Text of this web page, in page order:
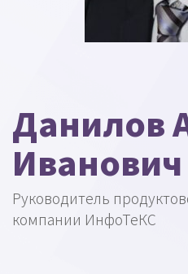
Данилов
Иванович
Руководитель
компании ИнфоТеКС